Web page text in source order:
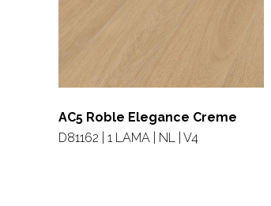
AC5 Roble Elegance Creme
D81162 | 1 LAMA | NL | V4